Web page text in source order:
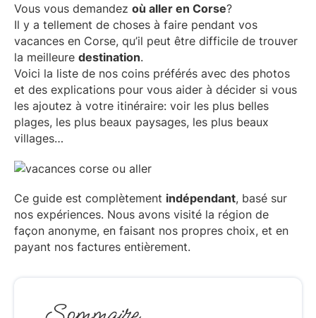
Vous vous demandez où aller en Corse?
Il y a tellement de choses à faire pendant vos
vacances en Corse, qu’il peut être difficile de trouver
la meilleure destination.
Voici la liste de nos coins préférés avec des photos
et des explications pour vous aider à décider si vous
les ajoutez à votre itinéraire: voir les plus belles
plages, les plus beaux paysages, les plus beaux
villages…
Ce guide est complètement indépendant, basé sur
nos expériences. Nous avons visité la région de
façon anonyme, en faisant nos propres choix, et en
payant nos factures entièrement.